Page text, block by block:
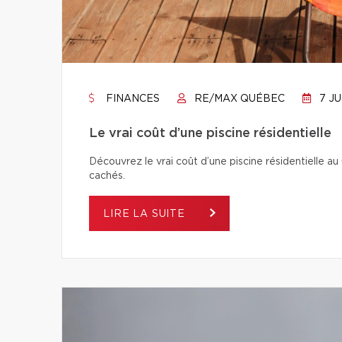
FINANCES RE/MAX QUÉBEC 7
Le vrai coût d’une piscine résidentielle
Découvrez le vrai coût d’une piscine résidentielle
cachés.
LIRE LA SUITE